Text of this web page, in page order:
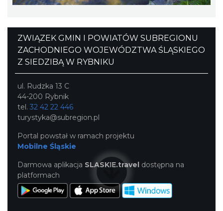
ZWIĄZEK GMIN I POWIATÓW SUBREGIONU
ZACHODNIEGO WOJEWÓDZTWA ŚLĄSKIEGO
Z SIEDZIBĄ W RYBNIKU
ul. Rudzka 13 C
44-200 Rybnik
tel. 32 42 22 446
turystyka@subregion.pl
Portal powstał w ramach projektu
Mobilne Śląskie
Darmowa aplikacja SLASKIE.travel dostępna na
platformach